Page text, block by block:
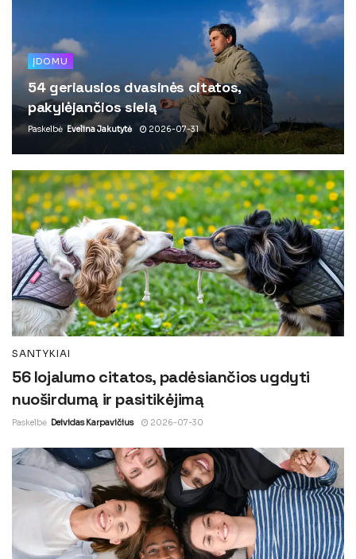
ĮDOMU
54 geriausios dvasinės citatos,
pakylėjančios sielą
Paskelbė Evelina Jakutytė 2026-07-31
SANTYKIAI
56 lojalumo citatos, padėsiančios ugdyti
nuoširdumą ir pasitikėjimą
Paskelbė Deividas Karpavičius 2026-07-30